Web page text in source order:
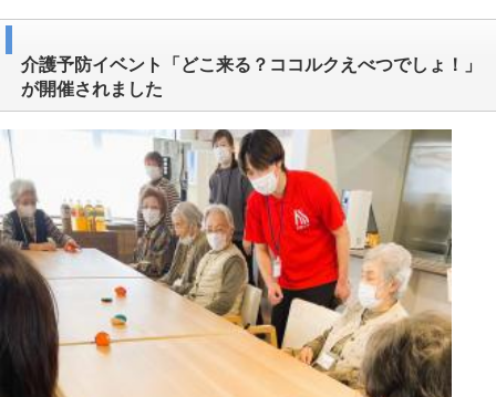
介護予防イベント「どこ来る？ココルクえべつでしょ！」
が開催されました